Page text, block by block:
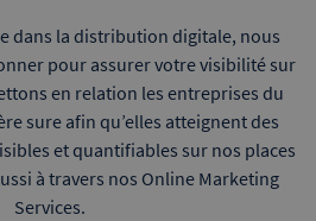
dans la distribution digitale, nous
pour assurer votre visibilité sur
en relation les entreprises du
sure afin qu’elles atteignent des
et quantifiables sur nos places
à travers nos Online Marketing
Services.